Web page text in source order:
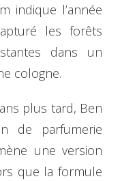
indique l’année
les forêts
dans un
cologne.
plus tard, Ben
de parfumerie
une version
que la formule